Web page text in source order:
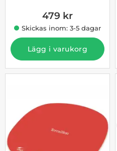
479 kr
Skickas inom: 3-5 dagar
Lägg i varukorg